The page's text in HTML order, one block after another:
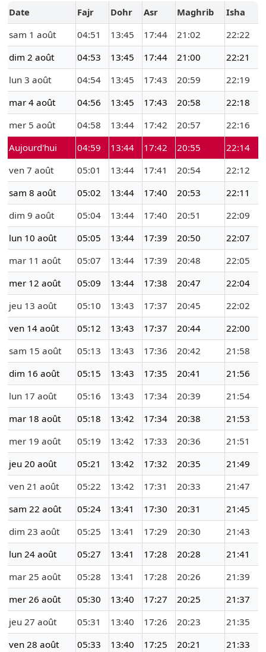
Date Fajr Dohr Asr Maghrib
Isha
sam 1 août
04:51 13:45 17:44 21:02
22:22
dim 2 août
04:53 13:45 17:44 21:00
22:21
lun 3 août
04:54 13:45 17:43 20:59
22:19
mar 4 août
04:56 13:45 17:43 20:58
22:18
mer 5 août
04:58 13:44 17:42 20:57
22:16
Aujourd'hui
04:59 13:44 17:42 20:55
22:14
ven 7 août
05:01 13:44 17:41 20:54
22:12
sam 8 août
05:02 13:44 17:40 20:53
22:11
dim 9 août
05:04 13:44 17:40 20:51
22:09
lun 10 août
05:05 13:44 17:39 20:50
22:07
mar 11 août
05:07 13:44 17:39 20:48
22:05
mer 12 août
05:09 13:44 17:38 20:47
22:04
jeu 13 août
05:10 13:43 17:37 20:45
22:02
ven 14 août
05:12 13:43 17:37 20:44
22:00
sam 15 août
05:13 13:43 17:36 20:42
21:58
dim 16 août
05:15 13:43 17:35 20:41
21:56
lun 17 août
05:16 13:43 17:34 20:39
21:54
mar 18 août
05:18 13:42 17:34 20:38
21:53
mer 19 août
05:19 13:42 17:33 20:36
21:51
jeu 20 août
05:21 13:42 17:32 20:35
21:49
ven 21 août
05:22 13:42 17:31 20:33
21:47
sam 22 août
05:24 13:41 17:30 20:31
21:45
dim 23 août
05:25 13:41 17:29 20:30
21:43
lun 24 août
05:27 13:41 17:28 20:28
21:41
mar 25 août
05:28 13:41 17:28 20:26
21:39
mer 26 août
05:30 13:40 17:27 20:25
21:37
jeu 27 août
05:31 13:40 17:26 20:23
21:35
ven 28 août
05:33 13:40 17:25 20:21 21:33